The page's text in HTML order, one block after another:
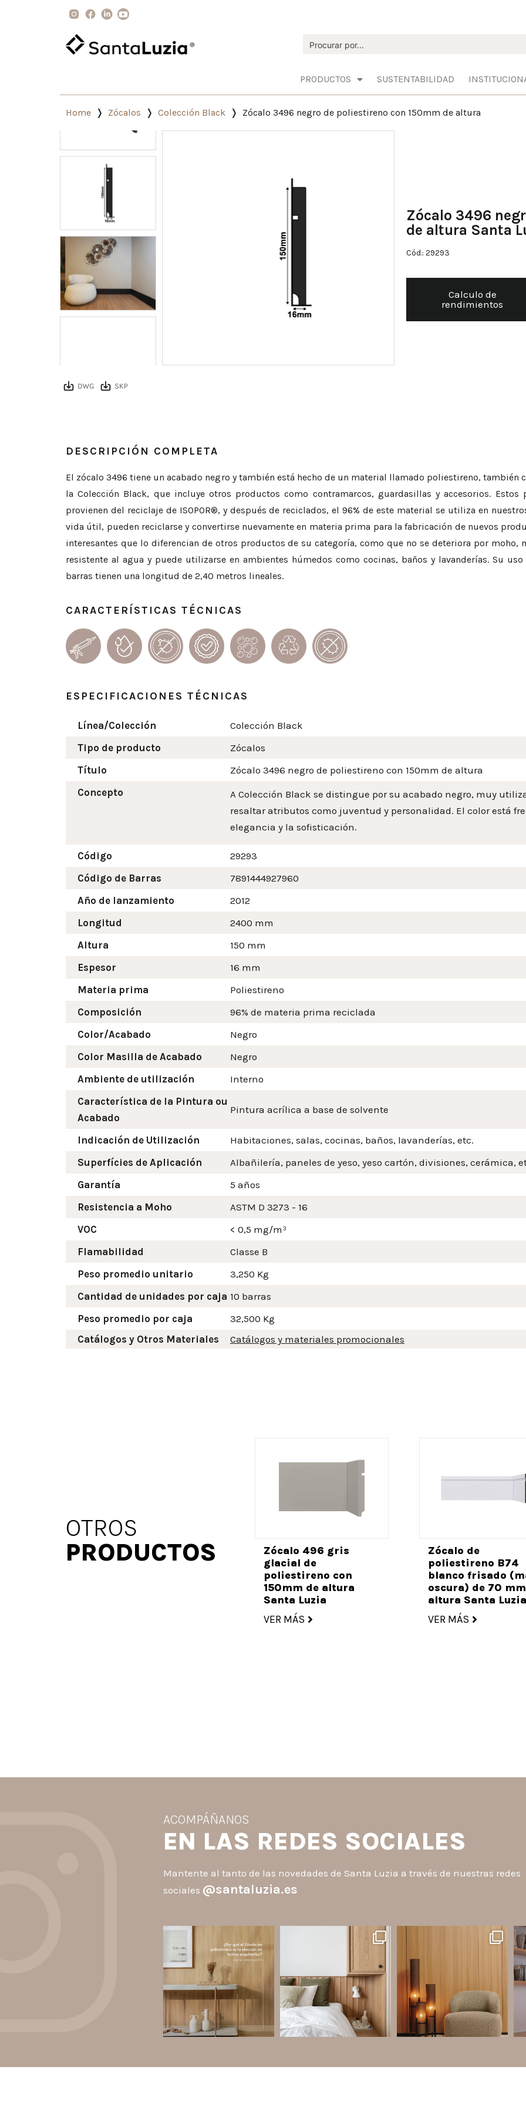
PRODUCTOS SUSTENTABILIDAD
Home Zócalos Colección Black Zócalo 3496 negro de poliestireno con 150mm de altura
Zócalo 3496
de altura Santa
Cód.: 29293
Calculo de
rendimientos
DESCRIPCIÓN COMPLETA
El zócalo 3496 tiene un acabado negro y también está hecho de un material llamado poliestireno, también
la Colección Black, que incluye otros productos como contramarcos, guardasillas y accesorios.
provienen del reciclaje de ISOPOR®, y después de reciclados, el 96% de este material se utiliza en
vida útil, pueden reciclarse y convertirse nuevamente en materia prima para la fabricación de nuevos
interesantes que lo diferencian de otros productos de su categoría, como que no se deteriora por moho,
resistente al agua y puede utilizarse en ambientes húmedos como cocinas, baños y lavanderías. Su
barras tienen una longitud de 2,40 metros lineales.
CARACTERÍSTICAS TÉCNICAS
ESPECIFICACIONES TÉCNICAS
Línea/Colección
Colección Black
Tipo de producto
Zócalos
Título
Zócalo 3496 negro de poliestireno con 150mm de altura
Concepto
A Colección Black se distingue por su acabado negro, muy
resaltar atributos como juventud y personalidad. El color está
elegancia y la sofisticación.
Código
29293
Código de Barras
7891444927960
Año de lanzamiento
2012
Longitud
2400 mm
Altura
150 mm
Espesor
16 mm
Materia prima
Poliestireno
Composición
96% de materia prima reciclada
Color/Acabado
Negro
Color Masilla de Acabado
Negro
Ambiente de utilización
Interno
Característica de la Pintura ou
Acabado
Pintura acrílica a base de solvente
Indicación de Utilización
Habitaciones, salas, cocinas, baños, lavanderías, etc.
Superfícies de Aplicación
Albañilería, paneles de yeso, yeso cartón, divisiones, cerámica,
Garantía
5 años
Resistencia a Moho
ASTM D 3273 - 16
VOC
< 0,5 mg/m³
Flamabilidad
Classe B
Peso promedio unitario
3,250 Kg
Cantidad de unidades por caja 10 barras
Peso promedio por caja
32,500 Kg
Catálogos y Otros Materiales
Catálogos y materiales promocionales
OTROS
PRODUCTOS
Zócalo 496 gris
glacial de
poliestireno con
150mm de altura
Santa Luzia
VER MÁS
Zócalo de
poliestireno B74
blanco frisado
oscura) de 70
altura Santa Luzia
VER MÁS
ACOMPÁÑANOS
EN LAS REDES SOCIALES
Mantente al tanto de las novedades de Santa Luzia a través de nuestras redes
sociales @santaluzia.es
Los Zócalos de poliestireno
ganaron protagonismo en la
arquitectura porque combinan
estética, practicidad y
desempeño en un solo producto.
A
Jul 20
2 0
¿Querés salir de la cabecera
de pared Santa Luzia pueden ser
la solución!
Líneas como Waves, Gizé y
Jul 14
1 0
respaldos de cama, halls, paneles
Jul 6
2 0